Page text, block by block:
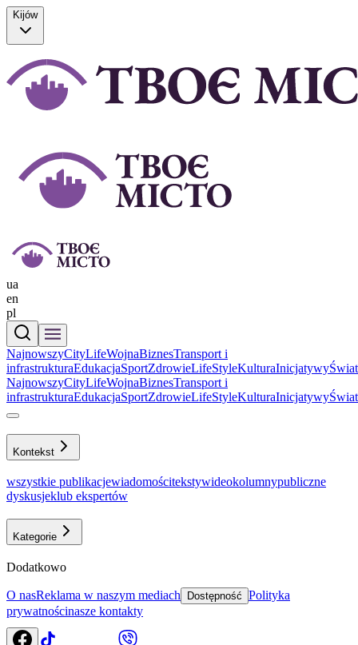
Kijów
ua
en
pl
NajnowszyCityLifeWojnaBiznesTransport i
infrastrukturaЕdukacjaSportZdrowieLifeStyleKulturaInicjatywyŚwiat
NajnowszyCityLifeWojnaBiznesTransport i
infrastrukturaЕdukacjaSportZdrowieLifeStyleKulturaInicjatywyŚwiat
Kontekst
wszystkie publikacjewiadomościtekstywideokolumnypubliczne
dyskusjeklub ekspertów
Kategorie
Dodatkowo
O nasReklama w naszym mediach Dostępność Polityka
prywatnościnasze kontakty